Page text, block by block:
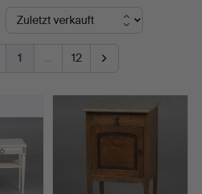
1 … 12